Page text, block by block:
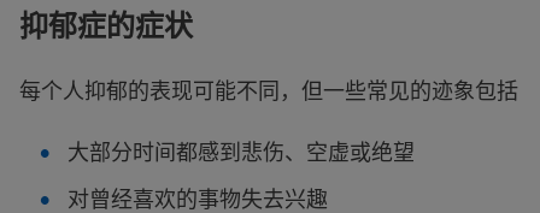
抑郁症的症状
每个人抑郁的表现可能不同，但一些常见的迹象包括
大部分时间都感到悲伤、空虚或绝望
对曾经喜欢的事物失去兴趣